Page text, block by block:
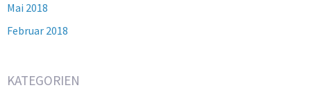
Mai 2018
Februar 2018
KATEGORIEN